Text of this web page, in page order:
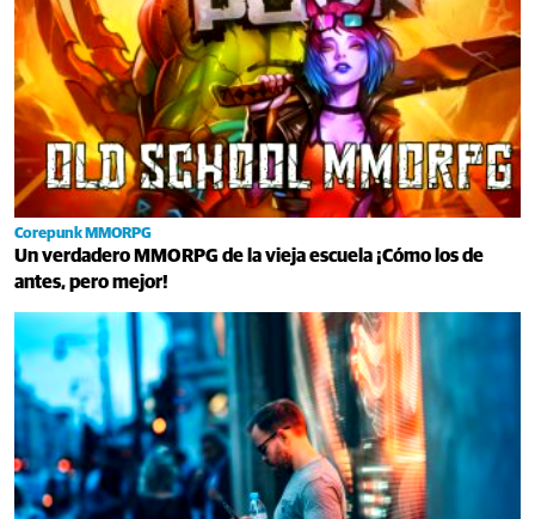
Corepunk MMORPG
Un verdadero MMORPG de la vieja escuela ¡Cómo los de
antes, pero mejor!